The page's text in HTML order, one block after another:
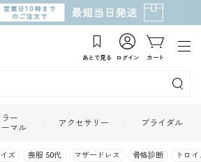
あとで見る ログイン カート
ラー
ーマル
アクセサリー ブライダル
ズ 喪服 50代 マザードレス 骨格診断 トロ